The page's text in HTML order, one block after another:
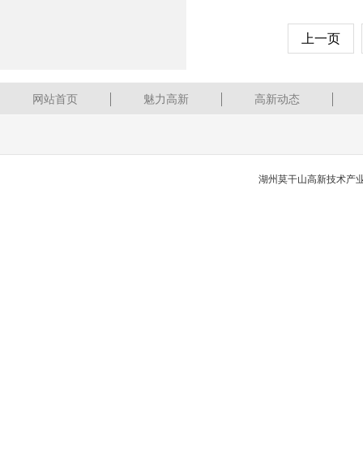
上一页
网站首页 魅力高新 高新动态
湖州莫干山高新技术产